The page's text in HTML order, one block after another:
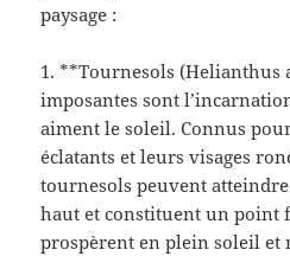
paysage :
1. **Tournesols (Helianthus
imposantes sont
aiment le soleil. Connus
éclatants et leurs visages
tournesols peuvent
haut et constituent un point
prospèrent en plein soleil et